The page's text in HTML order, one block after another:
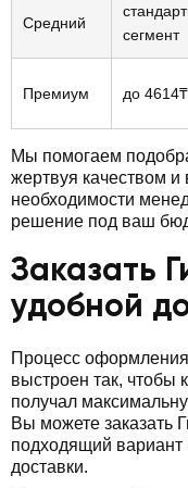
Средний
сегмент
Премиум до 4614₸
Мы помогаем
жертвуя качеством
необходимости
решение под ваш
Заказать
удобной
Процесс
выстроен так, чтобы
получал
Вы можете заказать
подходящий вариант
доставки.